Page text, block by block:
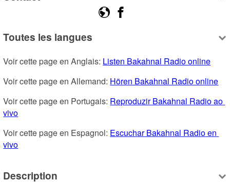
Toutes les langues
Voir cette page en Anglais: Listen Bakahnal Radio online
Voir cette page en Allemand: Hören Bakahnal Radio online
Voir cette page en Portugais: Reproduzir Bakahnal Radio ao
vivo
Voir cette page en Espagnol: Escuchar Bakahnal Radio en
vivo
Description